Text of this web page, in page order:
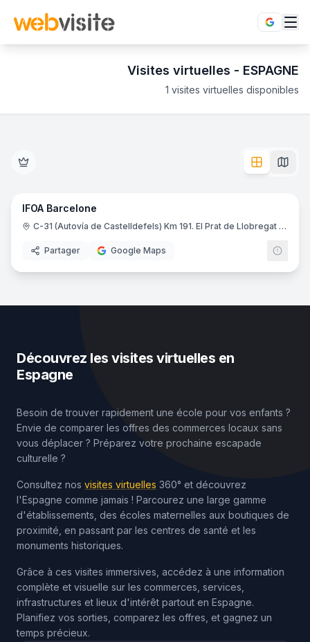
Visites virtuelles - ESPAGNE
1 visites virtuelles disponibles
Enseignement Supérieur
IFOA Barcelone
C-31 (Autovía de Castelldefels) Km 191. El Prat de Llobregat Barcelona
Partager Google Maps
Découvrez les visites virtuelles en
Espagne
Besoin de trouver rapidement une école pour vos enfants ?
Envie de comparer les offres des commerces locaux sans
vous déplacer ? Préparez votre prochaine escapade
culturelle ?
Consultez nos visites virtuelles 360° et découvrez
l'Espagne comme jamais ! Parcourez une large gamme
d'établissements, des écoles maternelles aux boutiques de
proximité, en passant par les centres de santé et les
monuments historiques.
Grâce à ces visites immersives, accédez à une information
complète et visuelle sur les commerces, services,
infrastructures et lieux d'intérêt partout en Espagne.
Planifiez vos sorties, comparez les offres, et gagnez un
temps précieux.